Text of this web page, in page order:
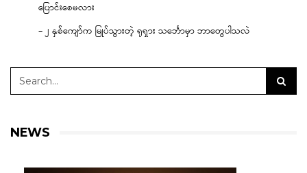
ပြောင်းစေမလား
– ၂ နှစ်ကျော်က မြုပ်သွားတဲ့ ရုရှား သင်္ဘောမှာ ဘာတွေပါသလဲ
NEWS